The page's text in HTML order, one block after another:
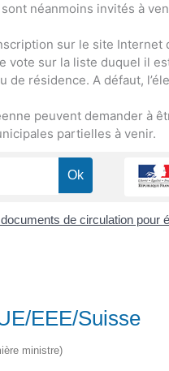
néanmoins invités à
sur le site Internet
vote sur la liste duquel il
résidence. A défaut,
peuvent demander à
partielles à venir.
de circulation pour
EEE/Suisse
ministre)